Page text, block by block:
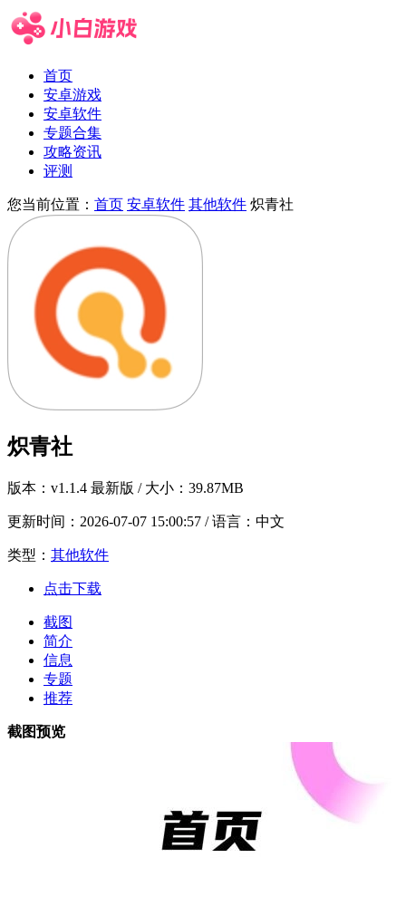
首页
安卓游戏
安卓软件
专题合集
攻略资讯
评测
您当前位置： 首页 安卓软件 其他软件 炽青社
炽青社
版本： v1.1.4 最新版 / 大小：39.87MB
更新时间： 2026-07-07 15:00:57 / 语言：中文
类型： 其他软件
点击下载
截图
简介
信息
专题
推荐
截图预览